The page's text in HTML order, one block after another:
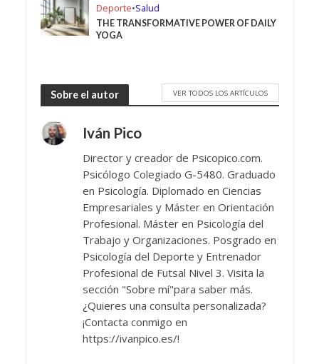
Deporte•Salud
THE TRANSFORMATIVE POWER OF DAILY
YOGA
Sobre el autor VER TODOS LOS ARTÍCULOS
Iván Pico
Director y creador de Psicopico.com.
Psicólogo Colegiado G-5480. Graduado
en Psicología. Diplomado en Ciencias
Empresariales y Máster en Orientación
Profesional. Máster en Psicología del
Trabajo y Organizaciones. Posgrado en
Psicología del Deporte y Entrenador
Profesional de Futsal Nivel 3. Visita la
sección "Sobre mí"para saber más.
¿Quieres una consulta personalizada?
¡Contacta conmigo en
https://ivanpico.es/!